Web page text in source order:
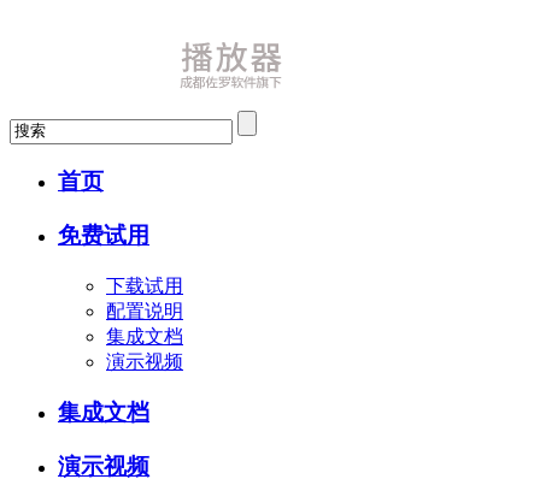
首页
免费试用
下载试用
配置说明
集成文档
演示视频
集成文档
演示视频